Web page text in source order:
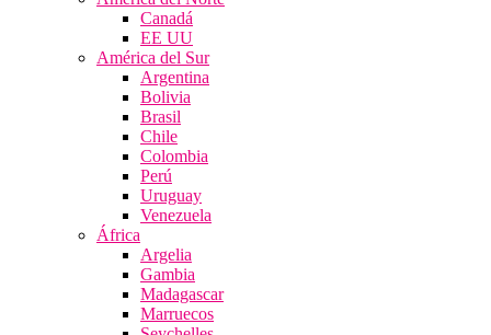
Canadá
EE UU
América del Sur
Argentina
Bolivia
Brasil
Chile
Colombia
Perú
Uruguay
Venezuela
África
Argelia
Gambia
Madagascar
Marruecos